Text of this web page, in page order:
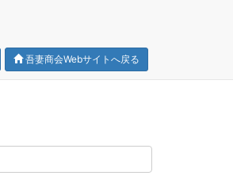
吾妻商会Webサイトへ戻る